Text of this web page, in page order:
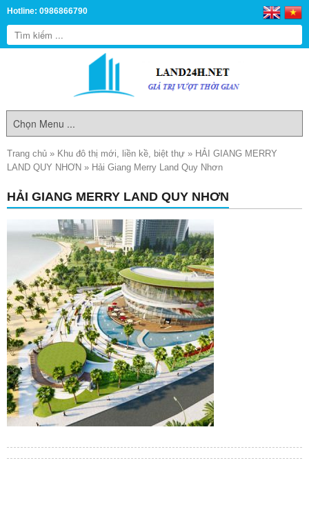
Hotline: 0986866790
Trang chủ » Khu đô thị mới, liền kề, biệt thự » HẢI GIANG MERRY
LAND QUY NHƠN » Hải Giang Merry Land Quy Nhơn
HẢI GIANG MERRY LAND QUY NHƠN